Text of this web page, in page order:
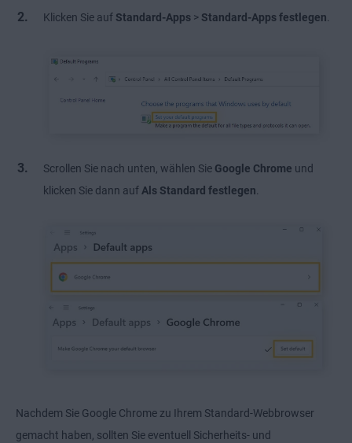
Klicken Sie auf Standard-Apps > Standard-Apps festlegen.
Scrollen Sie nach unten, wählen Sie Google Chrome und
klicken Sie dann auf Als Standard festlegen
Nachdem Sie Google Chrome zu Ihrem Standard-Webbrowser
gemacht haben, sollten Sie eventuell Sicherheits- und